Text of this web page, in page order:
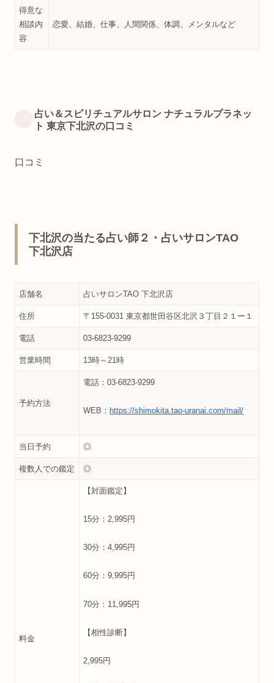
得意な
相談内
容
恋愛、結婚、仕事、人間関係、体調、メンタルなど
占い＆スピリチュアルサロン ナチュラルプラネッ
ト 東京下北沢の口コミ
口コミ
下北沢の当たる占い師２・占いサロンTAO
下北沢店
店舗名 占いサロンTAO 下北沢店
住所 〒155-0031 東京都世田谷区北沢３丁目２１ー１
電話 03-6823-9299
営業時間 13時～21時
予約方法
電話：03-6823-9299
WEB： https://shimokita.tao-uranai.com/mail/
当日予約 ◎
複数人での鑑定 ◎
料金
【対面鑑定】
15分：2,995円
30分：4,995円
60分：9,995円
70分：11,995円
【相性診断】
2,995円